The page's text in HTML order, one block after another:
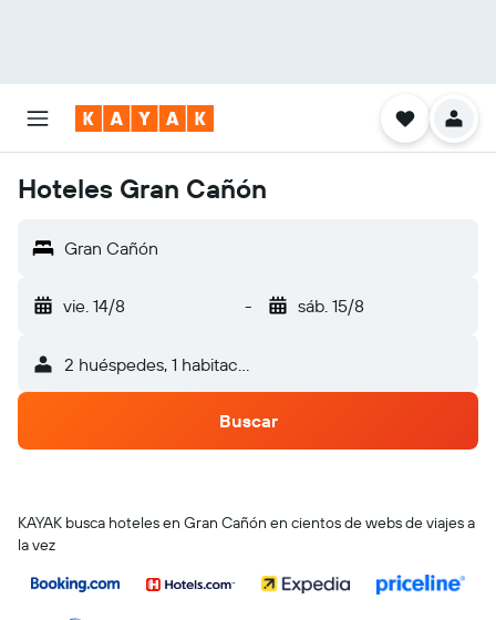
Hoteles Gran Cañón
Gran Cañón
vie. 14/8 - sáb. 15/8
2 huéspedes, 1 habitación
Buscar
KAYAK busca hoteles en Gran Cañón en cientos de webs de viajes a
la vez